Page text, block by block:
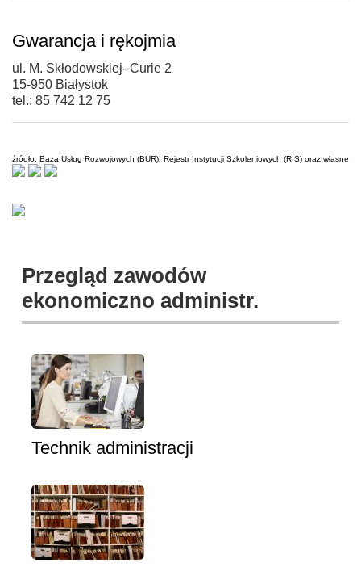
Przegląd zawodów
ekonomiczno administr.
Technik administracji
Gwarancja i rękojmia
ul. M. Skłodowskiej- Curie 2
15-950 Białystok
tel.: 85 742 12 75
źródło: Baza Usług Rozwojowych (BUR), Rejestr Instytucji Szkoleniowych (RIS) oraz własne